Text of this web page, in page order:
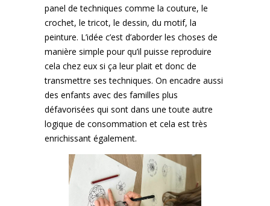
panel de techniques comme la couture, le
crochet, le tricot, le dessin, du motif, la
peinture. L’idée c’est d’aborder les choses de
manière simple pour qu’il puisse reproduire
cela chez eux si ça leur plait et donc de
transmettre ses techniques. On encadre aussi
des enfants avec des familles plus
défavorisées qui sont dans une toute autre
logique de consommation et cela est très
enrichissant également.